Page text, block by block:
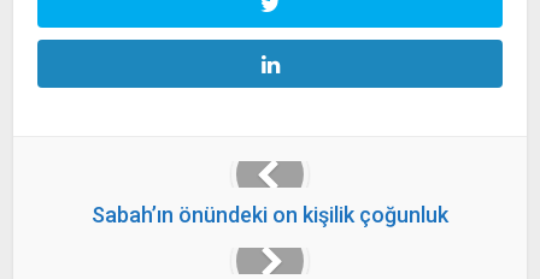
Sabah’ın önündeki on kişilik çoğunluk